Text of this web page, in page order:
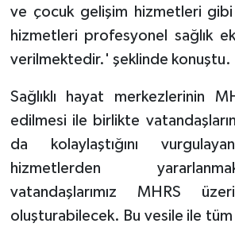
ve çocuk gelişim hizmetleri gibi
hizmetleri profesyonel sağlık
verilmektedir.' şeklinde konuştu.
Sağlıklı hayat merkezlerinin
edilmesi ile birlikte vatandaşların
da kolaylaştığını
hizmetlerden
vatandaşlarımız MHRS
oluşturabilecek. Bu vesile ile tüm